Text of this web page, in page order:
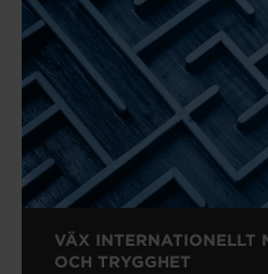
VÄX INTERNATIONELLT
OCH TRYGGHET